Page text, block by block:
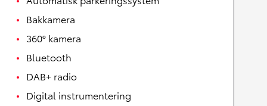
Bakkamera
360° kamera
Bluetooth
DAB+ radio
Digital instrumentering